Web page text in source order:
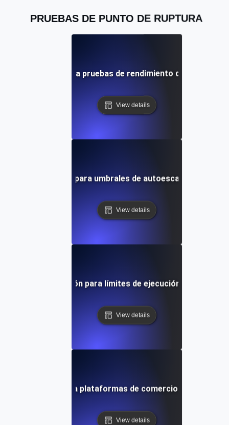
PRUEBAS DE PUNTO DE RUPTURA
interrupción para pruebas de rendimiento de API bajo
View details
de interrupción para umbrales de autoescalado de
View details
de interrupción para límites de ejecución de
View details
de quiebre para plataformas de comercio electrónico
View details